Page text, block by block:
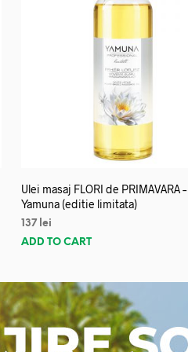
Ulei masaj FLORI de PRIMAVARA –
Yamuna (editie limitata)
137 lei
ADD TO CART